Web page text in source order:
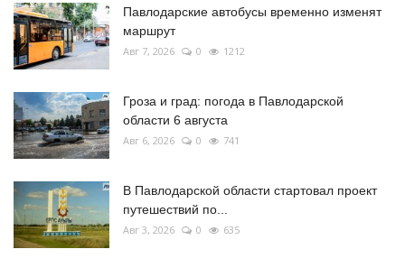
Павлодарские автобусы временно изменят
маршрут
Авг 7, 2026 0 1212
Гроза и град: погода в Павлодарской
области 6 августа
Авг 6, 2026 0 741
В Павлодарской области стартовал проект
путешествий по...
Авг 3, 2026 0 635